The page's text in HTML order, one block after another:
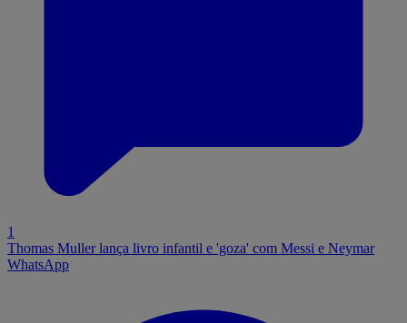
1
Thomas Muller lança livro infantil e 'goza' com Messi e Neymar
WhatsApp